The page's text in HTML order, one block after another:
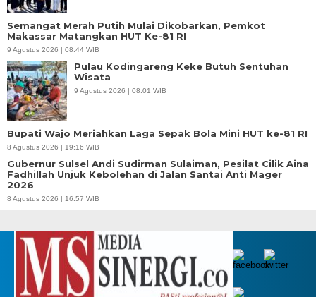
Semangat Merah Putih Mulai Dikobarkan, Pemkot
Makassar Matangkan HUT Ke-81 RI
9 Agustus 2026 | 08:44 WIB
Pulau Kodingareng Keke Butuh Sentuhan
Wisata
9 Agustus 2026 | 08:01 WIB
Bupati Wajo Meriahkan Laga Sepak Bola Mini HUT ke-81 RI
8 Agustus 2026 | 19:16 WIB
Gubernur Sulsel Andi Sudirman Sulaiman, Pesilat Cilik Aina
Fadhillah Unjuk Kebolehan di Jalan Santai Anti Mager
2026
8 Agustus 2026 | 16:57 WIB